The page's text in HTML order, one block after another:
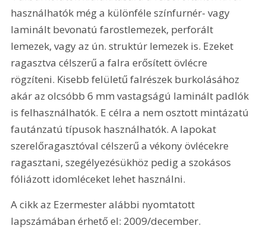
használhatók még a különféle színfurnér- vagy
laminált bevonatú farostlemezek, perforált
lemezek, vagy az ún. struktúr lemezek is. Ezeket
ragasztva célszerű a falra erősített övlécre
rögzíteni. Kisebb felületű falrészek burkolásához
akár az olcsóbb 6 mm vastagságú laminált padlók
is felhasználhatók. E célra a nem osztott mintázatú
fautánzatú típusok használhatók. A lapokat
szerelőragasztóval célszerű a vékony övlécekre
ragasztani, szegélyezésükhöz pedig a szokásos
fóliázott idomléceket lehet használni.
A cikk az Ezermester alábbi nyomtatott
lapszámában érhető el: 2009/december.